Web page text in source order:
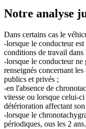
Notre analyse
Dans certains cas le
-lorsque le conducteur
conditions de travail dans
-lorsque le conducteur ne
renseignés concernant
publics et privés ;
-en l'absence de
vitesse ou lorsque celui-
détérioration affectant
-lorsque le
périodiques, ous les 2 ans.